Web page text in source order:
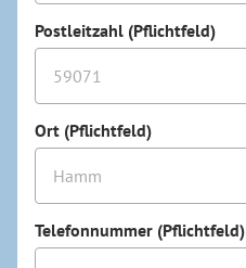
Postleitzahl (Pflichtfeld)
Ort (Pflichtfeld)
Telefonnummer (Pflichtfeld)